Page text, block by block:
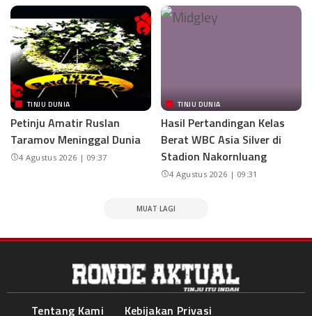
TINJU DUNIA
Petinju Amatir Ruslan
Taramov Meninggal Dunia
4 Agustus 2026 | 09:37
TINJU DUNIA
Hasil Pertandingan Kelas
Berat WBC Asia Silver di
Stadion Nakornluang
4 Agustus 2026 | 09:31
MUAT LAGI
Tentang Kami Kebijakan Privasi